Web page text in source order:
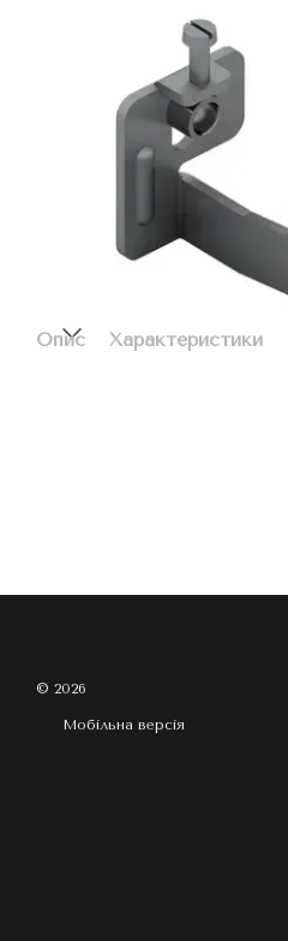
Опис Характеристики
© 2026
Мобільна версія